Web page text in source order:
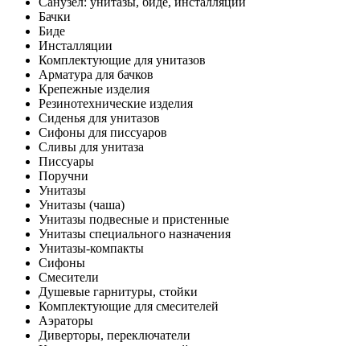
Бачки
Биде
Инсталляции
Комплектующие для унитазов
Арматура для бачков
Крепежные изделия
Резинотехнические изделия
Сиденья для унитазов
Сифоны для писсуаров
Сливы для унитаза
Писсуары
Поручни
Унитазы
Унитазы (чаша)
Унитазы подвесные и пристенные
Унитазы специального назначения
Унитазы-компакты
Сифоны
Смесители
Душевые гарнитуры, стойки
Комплектующие для смесителей
Аэраторы
Диверторы, переключатели